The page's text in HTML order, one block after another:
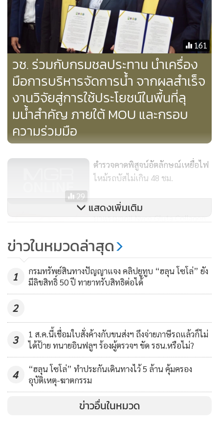
161
วช. ร่วมกับกรมชลประทาน นำเครื่อง
มือการบริหารจัดการน้ำ จากผลสำเร็จ
งานวิจัยสู่การใช้ประโยชน์ในพื้นที่ลุ
มน้ำสำคัญ ภายใต้ MOU และกรอบ
ความร่วมมือ
29
ตำรวจคาดพิสูจน์อัตลักษณ์เหยื่อไฟ
ไหม้รถบัสไม่เกิน 48 ชม.
203
มาแรงมาก!! Nyce Gluta Collagen
สวย อ่อนเยาว์ มีออร่า
ส.นักข่าวหารือตำรวจกำหนด
แนวทางการทำงานสื่อภาคสนามทำ
แสดงเพิ่มเติม
ข่าวในหมวดล่าสุด
1
กรมทรัพย์สินทางปัญญาแจง คลิปยูทูบ “ฮลุน โซโล่” ยัง
มีลิขสิทธิ์ 50 ปี ทายาทรับสิทธิต่อได้
2
3
1 ส.ค.นี้เชื่อมใบสั่งค้างกับขนส่งฯ ถึงจ่ายภาษีรถแล้วก็ไม่
ได้ป้าย ทนายอินฟลูฯ ร้องผู้ตรวจฯ ขัด รธน.หรือไม่?
4
“ฮลุน โซโล่” ทำประกันเดินทางไว้ 5 ล้าน คุ้มครอง
อุบัติเหตุ-ฆาตกรรม
ข่าวอื่นในหมวด